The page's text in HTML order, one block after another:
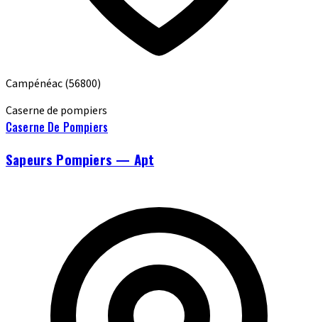
Campénéac(56800)
Caserne de pompiers
Caserne De Pompiers
Sapeurs Pompiers — Apt